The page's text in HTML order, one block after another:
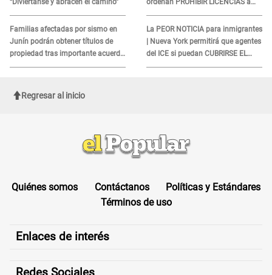
Familias afectadas por sismo en
Junín podrán obtener títulos de
propiedad tras importante acuerdo
de Cofopri
quienes no presenten ESTE
DOCUMENTO
La PEOR NOTICIA para inmigrantes
| Nueva York permitirá que agentes
del ICE si puedan CUBRIRSE EL
ROSTRO
Regresar al inicio
Quiénes somos Contáctanos
Políticas y Estándares
Términos de uso
Enlaces de interés